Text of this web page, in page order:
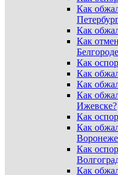
Как
Как
Как
Как
Как
Как
Как
Ижевске?
Как
Как
Как
Как